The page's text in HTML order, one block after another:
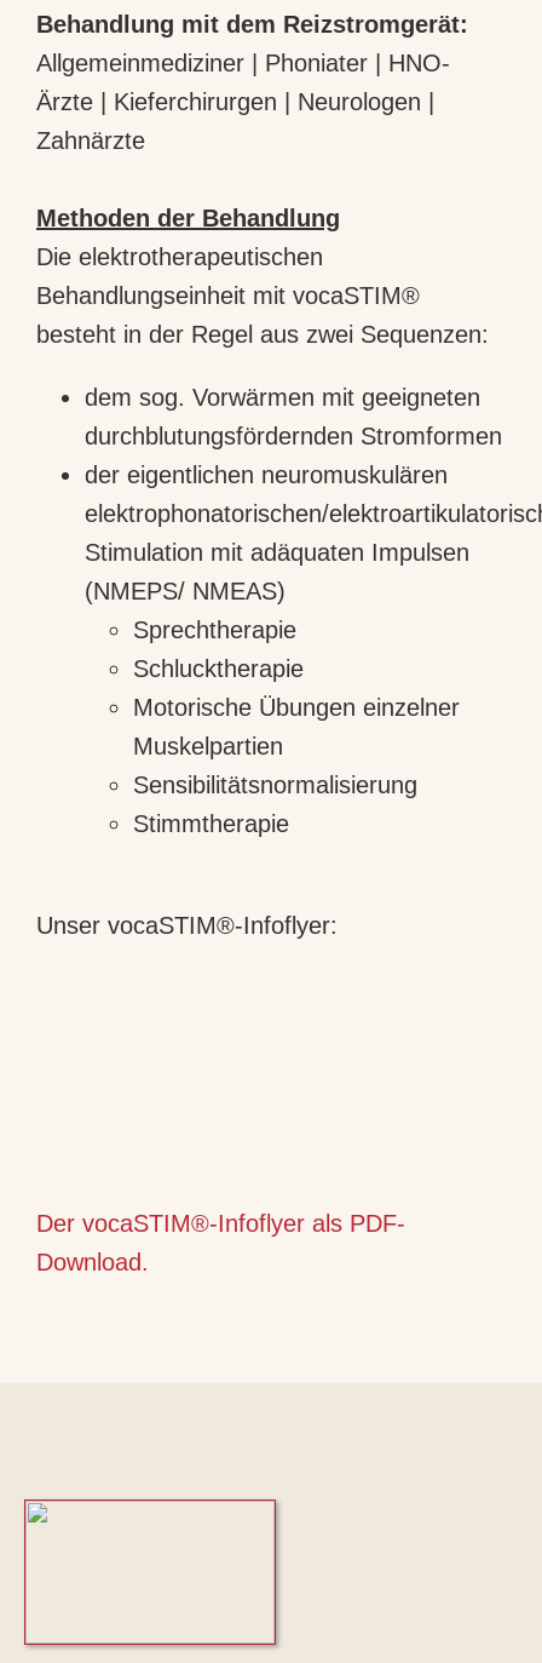
Behandlung mit dem Reizstromgerät:
Allgemeinmediziner | Phoniater | HNO-
Ärzte | Kieferchirurgen | Neurologen |
Zahnärzte
Methoden der Behandlung
Die elektrotherapeutischen
Behandlungseinheit mit vocaSTIM®
besteht in der Regel aus zwei Sequenzen:
dem sog. Vorwärmen mit geeigneten
durchblutungsfördernden Stromformen
der eigentlichen neuromuskulären
elektrophonatorischen/
Stimulation mit adäquaten Impulsen
(NMEPS/ NMEAS)
Sprechtherapie
Schlucktherapie
Motorische Übungen einzelner
Muskelpartien
Sensibilitätsnormalisierung
Stimmtherapie
Unser vocaSTIM®-Infoflyer:
Der vocaSTIM®-Infoflyer als PDF-
Download.